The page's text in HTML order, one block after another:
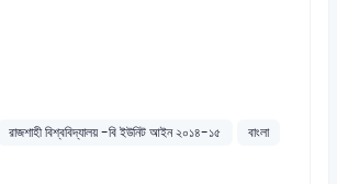
রাজশাহী বিশ্ববিদ্যালয় -বি ইউনিট আইন ২০১৪-১৫
বাংলা